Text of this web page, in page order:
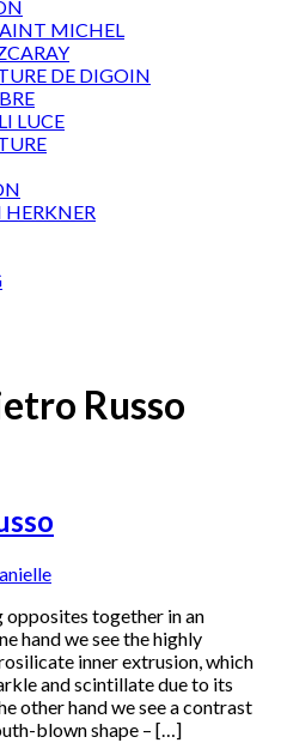
MICHEL
DE DIGOIN
LUCE
HERKNER
Russo
opposites together in an
hand we see the highly
inner extrusion, which
and scintillate due to its
other hand we see a contrast
blown shape – […]